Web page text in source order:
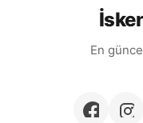
En